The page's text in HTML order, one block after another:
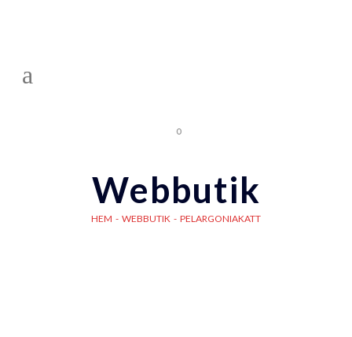
0
Webbutik
HEM - WEBBUTIK - PELARGONIAKATT